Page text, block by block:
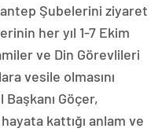
Şubelerini ziyaret
her yıl 1-7 Ekim
ve Din Görevlileri
vesile olmasını
Başkanı Göçer,
kattığı anlam ve